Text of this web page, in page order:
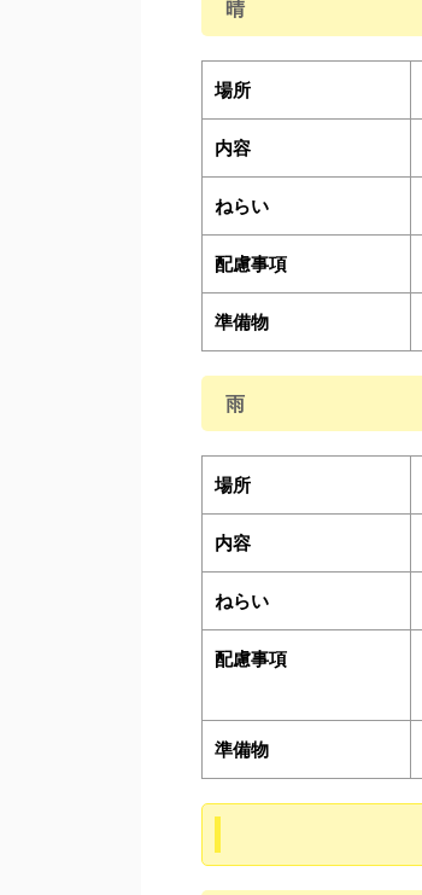
晴
場所
内容
ねらい
配慮事項
準備物
雨
場所
内容
ねらい
配慮事項
準備物